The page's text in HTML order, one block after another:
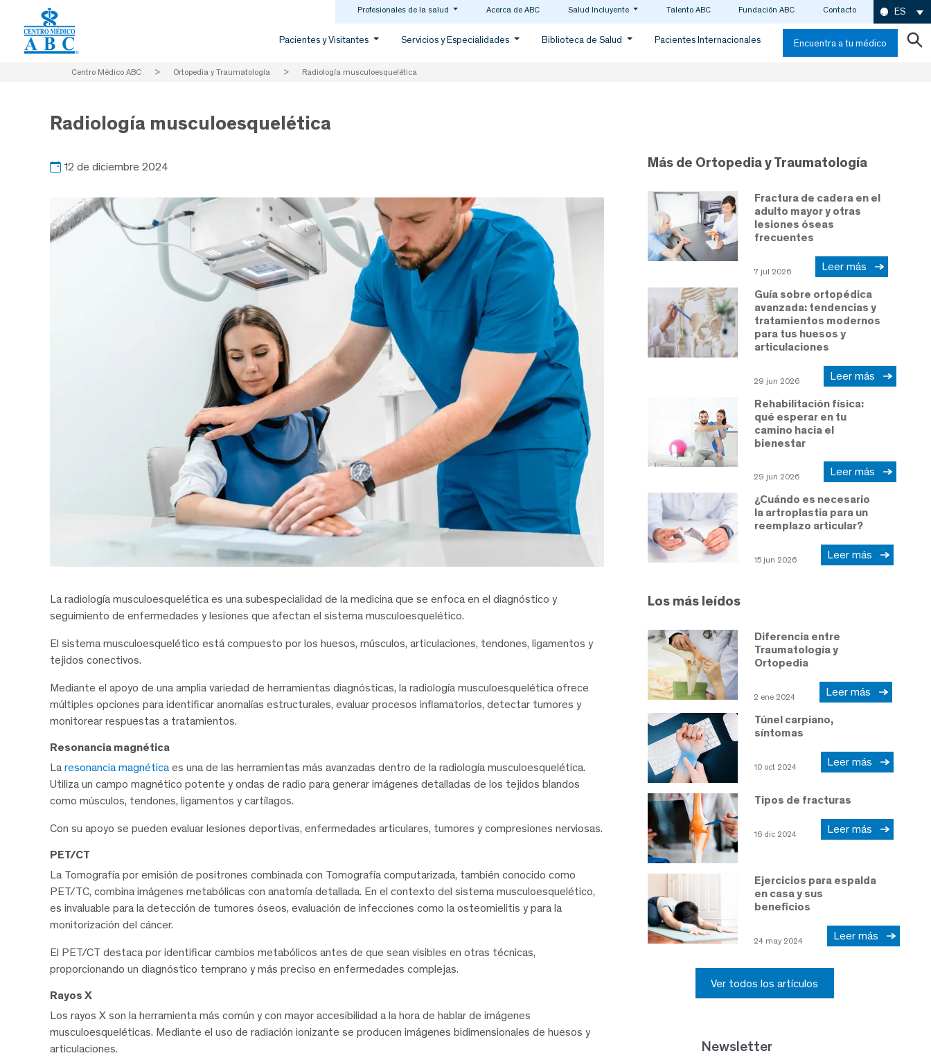
Profesionales de la salud Acerca de ABC Salud Incluyente Talento ABC Fundación ABC Contacto ES
Pacientes y Visitantes Servicios y Especialidades Biblioteca de Salud Pacientes Internacionales Encuentra a tu médico
Centro Médico ABC > Ortopedia y Traumatología > Radiología musculoesquelética
Radiología musculoesquelética
12 de diciembre 2024
La radiología musculoesquelética es una subespecialidad de la medicina que se enfoca en el diagnóstico y
seguimiento de enfermedades y lesiones que afectan el sistema musculoesquelético.
El sistema musculoesquelético está compuesto por los huesos, músculos, articulaciones, tendones, ligamentos y
tejidos conectivos.
Mediante el apoyo de una amplia variedad de herramientas diagnósticas, la radiología musculoesquelética ofrece
múltiples opciones para identificar anomalías estructurales, evaluar procesos inflamatorios, detectar tumores y
monitorear respuestas a tratamientos.
Resonancia magnética
La resonancia magnética es una de las herramientas más avanzadas dentro de la radiología musculoesquelética.
Utiliza un campo magnético potente y ondas de radio para generar imágenes detalladas de los tejidos blandos
como músculos, tendones, ligamentos y cartílagos.
Con su apoyo se pueden evaluar lesiones deportivas, enfermedades articulares, tumores y compresiones nerviosas.
PET/CT
La Tomografía por emisión de positrones combinada con Tomografía computarizada, también conocido como
PET/TC, combina imágenes metabólicas con anatomía detallada. En el contexto del sistema musculoesquelético,
es invaluable para la detección de tumores óseos, evaluación de infecciones como la osteomielitis y para la
monitorización del cáncer.
El PET/CT destaca por identificar cambios metabólicos antes de que sean visibles en otras técnicas,
proporcionando un diagnóstico temprano y más preciso en enfermedades complejas.
Rayos X
Los rayos X son la herramienta más común y con mayor accesibilidad a la hora de hablar de imágenes
musculoesqueléticas. Mediante el uso de radiación ionizante se producen imágenes bidimensionales de huesos y
articulaciones.
Más de Ortopedia y Traumatología
Fractura de cadera en el
adulto mayor y otras
lesiones óseas
frecuentes
7 jul 2026 Leer más
Guía sobre ortopédica
avanzada: tendencias y
tratamientos modernos
para tus huesos y
articulaciones
29 jun 2026 Leer más
Rehabilitación física:
qué esperar en tu
camino hacia el
bienestar
29 jun 2026 Leer más
¿Cuándo es necesario
la artroplastia para un
reemplazo articular?
15 jun 2026 Leer más
Los más leídos
Diferencia entre
Traumatología y
Ortopedia
2 ene 2024 Leer más
Túnel carpiano,
síntomas
10 oct 2024 Leer más
Tipos de fracturas
16 dic 2024 Leer más
Ejercicios para espalda
en casa y sus
beneficios
24 may 2024 Leer más
Ver todos los artículos
Newsletter